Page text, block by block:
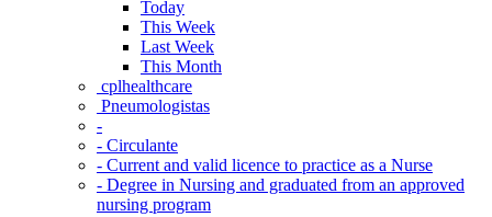
Today
This Week
Last Week
This Month
‎ cplhealthcare‬
Pneumologistas
-
- Circulante
- Current and valid licence to practice as a Nurse
- Degree in Nursing and graduated from an approved
nursing program